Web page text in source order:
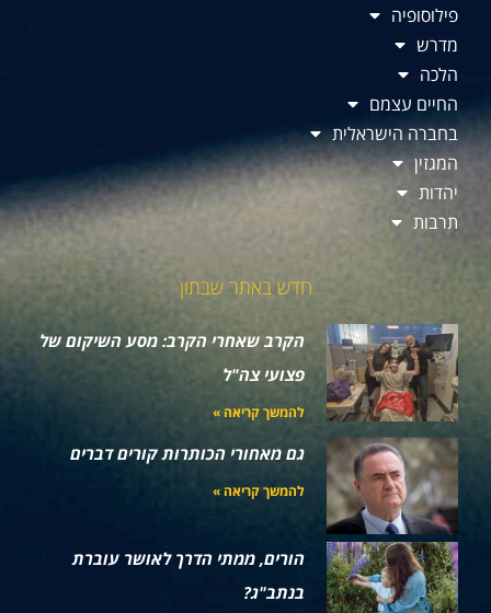
פילוסופיה
מדרש
הלכה
החיים עצמם
בחברה הישראלית
המגזין
יהדות
תרבות
חדש באתר שבתון
הקרב שאחרי הקרב: מסע השיקום של
פצועי צה"ל
להמשך קריאה »
גם מאחורי הכותרות קורים דברים
להמשך קריאה »
הורים, ממתי הדרך לאושר עוברת
בנתב"ג?